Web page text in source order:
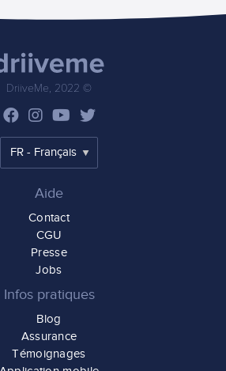
DriiveMe, 2022 ©
Aide
Contact
CGU
Presse
Jobs
Infos pratiques
Blog
Assurance
Témoignages